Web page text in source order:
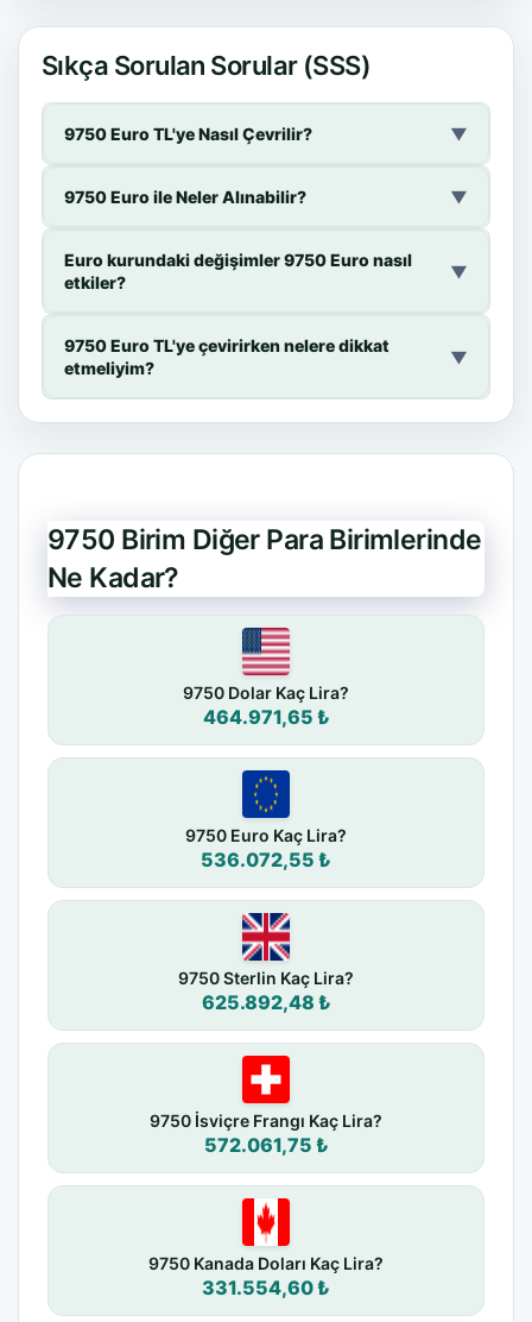
Sıkça Sorulan Sorular (SSS)
9750 Euro TL'ye Nasıl Çevrilir? ▼
9750 Euro ile Neler Alınabilir? ▼
Euro kurundaki değişimler 9750 Euro nasıl
etkiler?
▼
9750 Euro TL'ye çevirirken nelere dikkat
etmeliyim?
▼
9750 Birim Diğer Para Birimlerinde
Ne Kadar?
9750 Dolar Kaç Lira?
464.971,65 ₺
9750 Euro Kaç Lira?
536.072,55 ₺
9750 Sterlin Kaç Lira?
625.892,48 ₺
9750 İsviçre Frangı Kaç Lira?
572.061,75 ₺
9750 Kanada Doları Kaç Lira?
331.554,60 ₺